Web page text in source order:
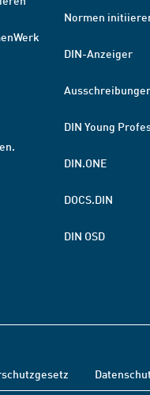
Normen
DIN-Anzeiger
DIN Young
DIN.ONE
DOCS.DIN
DIN OSD